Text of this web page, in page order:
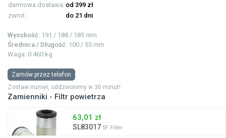
darmowa dostawa: od 399 zł
zwrot:
do 21 dni
Wysokość: 191 / 188 / 185 mm
Średnica / Długość: 100 / 55 mm
Waga: 0.460 kg
Zamów przez telefon
Zostaw numer, oddzwonimy w 30 minut!
Zamienniki - Filtr powietrza
63,01 zł
SL83017 SF Filter